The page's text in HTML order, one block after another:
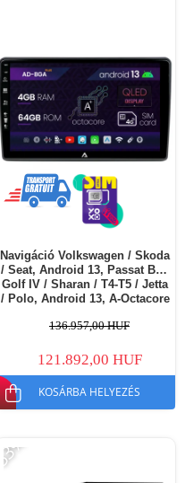
Navigáció Volkswagen / Skoda
/ Seat, Android 13, Passat B5 /
Golf IV / Sharan / T4-T5 / Jetta
/ Polo, Android 13, A-Octacore
Inch - AD-BGA10004+AD-
136.957,00 HUF
121.892,00 HUF
KOSÁRBA HELYEZÉS
-53%